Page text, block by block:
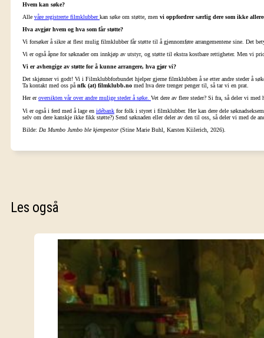
Hvem kan søke?
Alle våre registrerte filmklubberkan søke om støtte, men vi oppfordrer særlig dere som ikke
Hva avgjør hvem og hva som får støtte?
Vi forsøker å sikre at flest mulig filmklubber får støtte til å gjennomføre arrangementene sine. Det
Vi er også åpne for søknader om innkjøp av utstyr, og støtte til ekstra kostbare rettigheter. Men vi
Vi er avhengige av støtte for å kunne arrangere, hva gjør vi?
Det skjønner vi godt! Vi i Filmklubbforbundet hjelper gjerne filmklubben å se etter andre steder å
Ta kontakt med oss på nfk (at) filmklubb.no med hva dere trenger penger til, så tar vi en prat.
Her eroversikten vår over andre mulige steder å søke. Vet dere av flere steder? Si fra, så deler vi med
Vi er også i ferd med å lage en idébank for folk i styret i filmklubber. Her kan dere dele
selv om dere kanskje ikke fikk støtte?) Send søknaden eller deler av den til oss, så deler vi med de
Bilde: Da Mumbo Jumbo ble kjempestor (Stine Marie Buhl, Karsten Kiilerich, 2026).
Les også